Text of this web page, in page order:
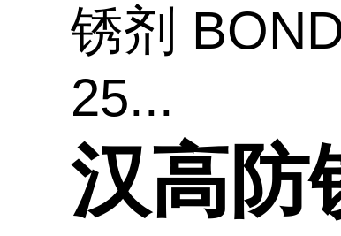
锈剂
25...
汉高防